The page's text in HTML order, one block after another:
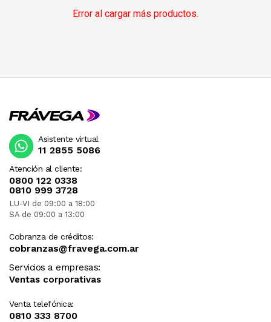
Error al cargar más productos.
Atención al cliente:
0800 122 0338
0810 999 3728
LU-VI de 09:00 a 18:00
SA de 09:00 a 13:00
Cobranza de créditos:
cobranzas@fravega.com.ar
Servicios a empresas:
Ventas corporativas
Venta telefónica:
0810 333 8700
Asistente virtual
11 2855 5086